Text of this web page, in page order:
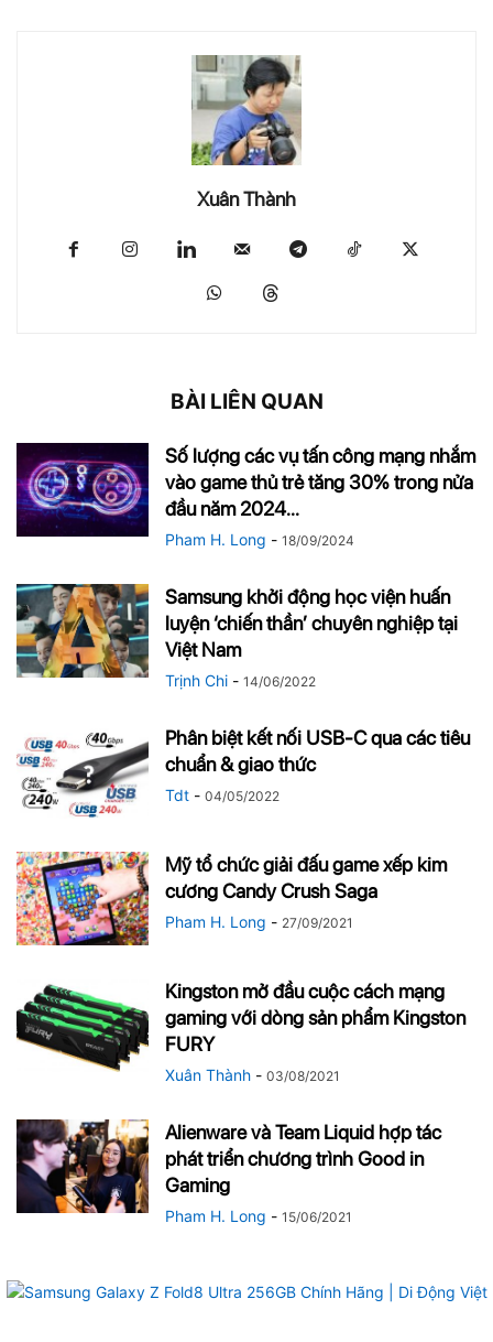
Xuân Thành
BÀI LIÊN QUAN
Số lượng các vụ tấn công mạng nhắm
vào game thủ trẻ tăng 30% trong nửa
đầu năm 2024...
Pham H. Long - 18/09/2024
Samsung khởi động học viện huấn
luyện ‘chiến thần’ chuyên nghiệp tại
Việt Nam
Trịnh Chi - 14/06/2022
Phân biệt kết nối USB-C qua các tiêu
chuẩn & giao thức
Tdt - 04/05/2022
Mỹ tổ chức giải đấu game xếp kim
cương Candy Crush Saga
Pham H. Long - 27/09/2021
Kingston mở đầu cuộc cách mạng
gaming với dòng sản phẩm Kingston
FURY
Xuân Thành - 03/08/2021
Alienware và Team Liquid hợp tác
phát triển chương trình Good in
Gaming
Pham H. Long - 15/06/2021